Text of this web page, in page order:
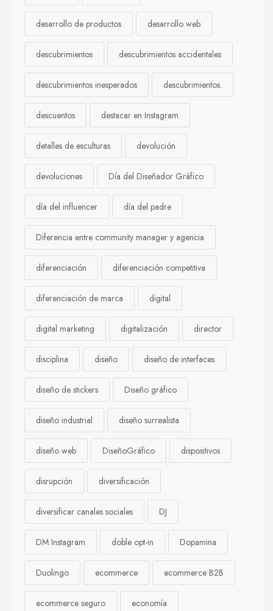
desarrollo de productos desarrollo web
descubrimientos descubrimientos accidentales
descubrimientos inesperados descubrimientos.
descuentos destacar en Instagram
detalles de esculturas devolución
devoluciones Día del Diseñador Gráfico
día del influencer día del padre
Diferencia entre community manager y agencia
diferenciación diferenciación competitiva
diferenciación de marca digital
digital marketing digitalización director
disciplina diseño diseño de interfaces
diseño de stickers Diseño gráfico
diseño industrial diseño surrealista
diseño web DiseñoGráfico dispositivos
disrupción diversificación
diversificar canales sociales DJ
DM Instagram doble opt-in Dopamina
Duolingo ecommerce ecommerce B2B
ecommerce seguro economía